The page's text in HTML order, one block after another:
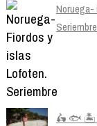
Noruega-
🛵 🐟 🏝️